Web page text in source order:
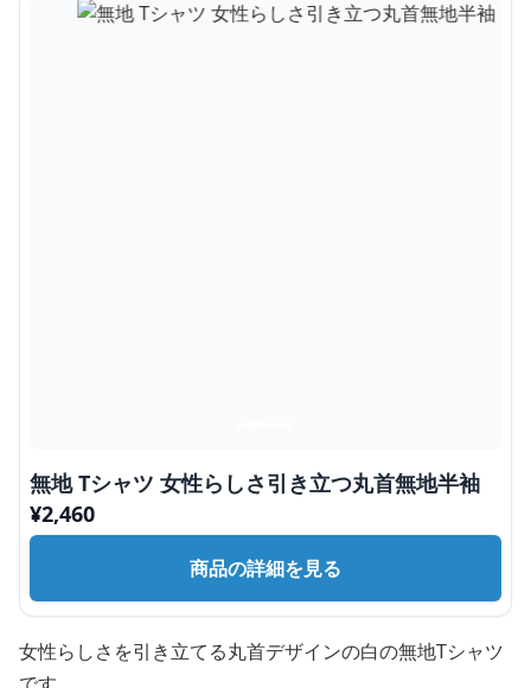
無地 Tシャツ 女性らしさ引き立つ丸首無地半袖
¥2,460
商品の詳細を見る
女性らしさを引き立てる丸首デザインの白の無地Tシャツ